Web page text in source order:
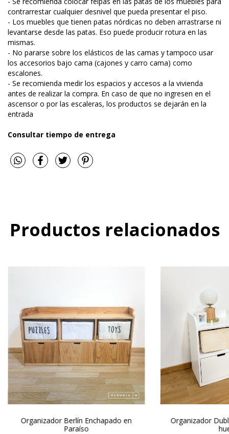
contrarrestar cualquier desnivel que pueda presentar el piso.
- Los muebles que tienen patas nórdicas no deben arrastrarse ni
levantarse desde las patas. Eso puede producir rotura en las
mismas.
- No pararse sobre los elásticos de las camas y tampoco usar
los accesorios bajo cama (cajones y carro cama) como
escalones.
- Se recomienda medir los espacios y accesos a la vivienda
antes de realizar la compra. En caso de que no ingresen en el
ascensor o por las escaleras, los productos se dejarán en la
entrada
Consultar tiempo de entrega
Productos relacionados
Organizador Berlín Enchapado en
Paraíso
Organizador